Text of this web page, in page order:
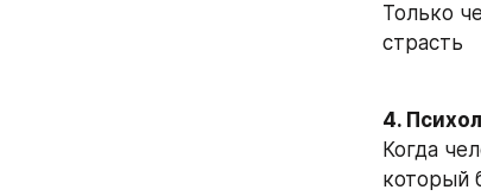
Только
страсть
4.
Когда
который